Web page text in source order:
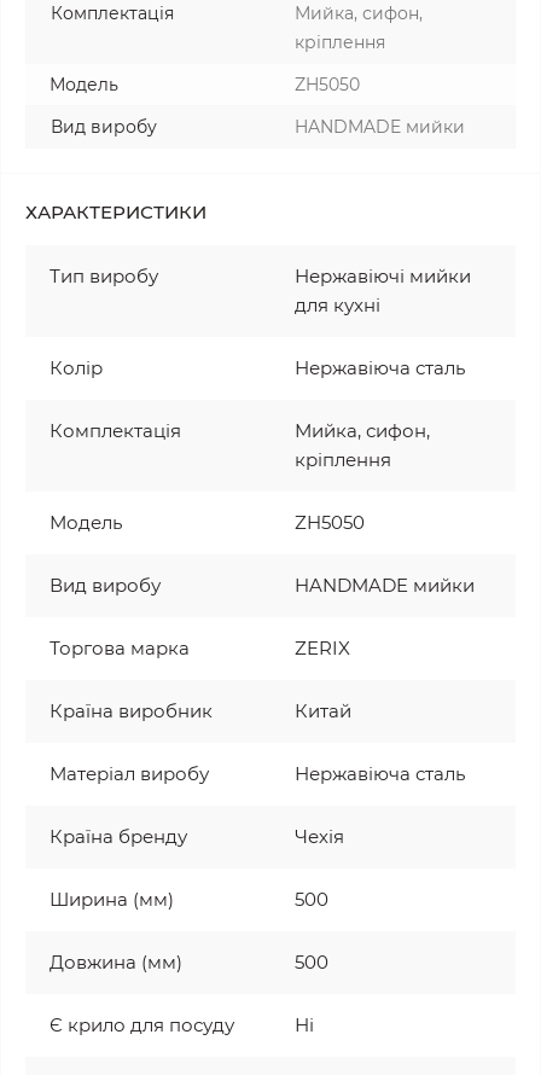
Комплектація
Мийка, сифон,
кріплення
Модель
ZH5050
Вид виробу
HANDMADE мийки
ХАРАКТЕРИСТИКИ
Тип виробу
Нержавіючі мийки
для кухні
Колір Нержавіюча сталь
Комплектація
Мийка, сифон,
кріплення
Модель ZH5050
Вид виробу HANDMADE мийки
Торгова марка ZERIX
Країна виробник Китай
Матеріал виробу Нержавіюча сталь
Країна бренду Чехія
Ширина (мм) 500
Довжина (мм) 500
Є крило для посуду Ні